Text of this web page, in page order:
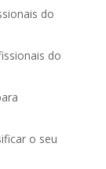
do
do
o seu